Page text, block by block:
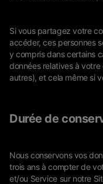
Si vous partagez votre
accéder, ces personnes
y compris dans certains
données relatives à
autres), et cela même si
Durée de
Nous conservons vos
trois ans à compter de
et/ou Service sur notre